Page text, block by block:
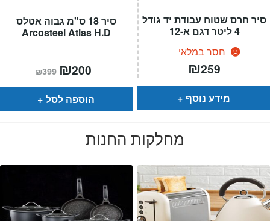
סיר 18 ס"מ גבוה אטלס
Arcosteel Atlas H.D
₪399 המחיר
המקורי
היה:
₪399.
₪200
הוא:
הוספה לסל
סיר חרס שטוח עבודת יד גודל
4 ליטר דגם א-12
חסר במלאי
₪259
מידע נוסף
מחלקות החנות